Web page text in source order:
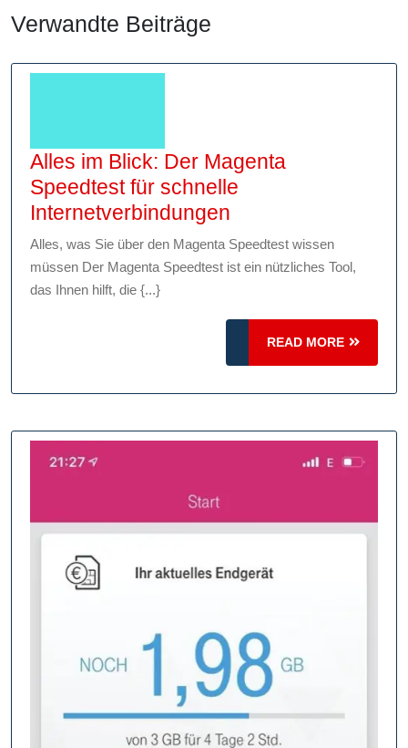
Verwandte Beiträge
Alles im Blick: Der Magenta
Speedtest für schnelle
Internetverbindungen
im
Blick:
Magenta
Speedtest
für
schnelle
Alles, was Sie über den Magenta Speedtest wissen
müssen Der Magenta Speedtest ist ein nützliches Tool,
das Ihnen hilft, die {...}
READ MORE
READ
MORE